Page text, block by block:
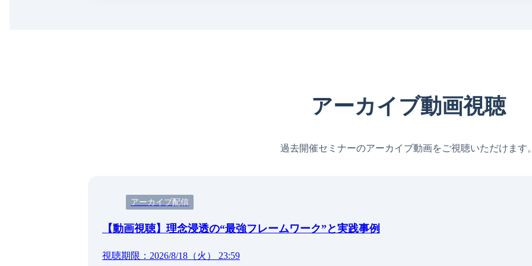
アーカイブ動画視聴
過去開催セミナーのアーカイブ動画をご視聴いただけます
アーカイブ配信
【動画視聴】理念浸透の“最強フレームワーク”と実践事例
視聴期限：2026/8/18（火） 23:59